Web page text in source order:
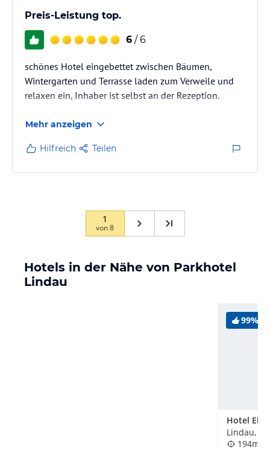
Preis-Leistung top.
6 / 6
schönes Hotel eingebettet zwischen Bäumen,
Wintergarten und Terrasse laden zum Verweile und
relaxen ein, Inhaber ist selbst an der Rezeption.
Mehr anzeigen
Hilfreich Teilen
1
von8
Hotels in der Nähe von Parkhotel
Lindau
99%
Hotel
Lindau,
194m